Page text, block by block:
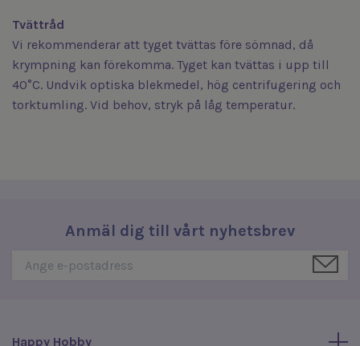
Tvättråd
Vi rekommenderar att tyget tvättas före sömnad, då
krympning kan förekomma. Tyget kan tvättas i upp till
40°C. Undvik optiska blekmedel, hög centrifugering och
torktumling. Vid behov, stryk på låg temperatur.
Anmäl dig till vårt nyhetsbrev
Happy Hobby